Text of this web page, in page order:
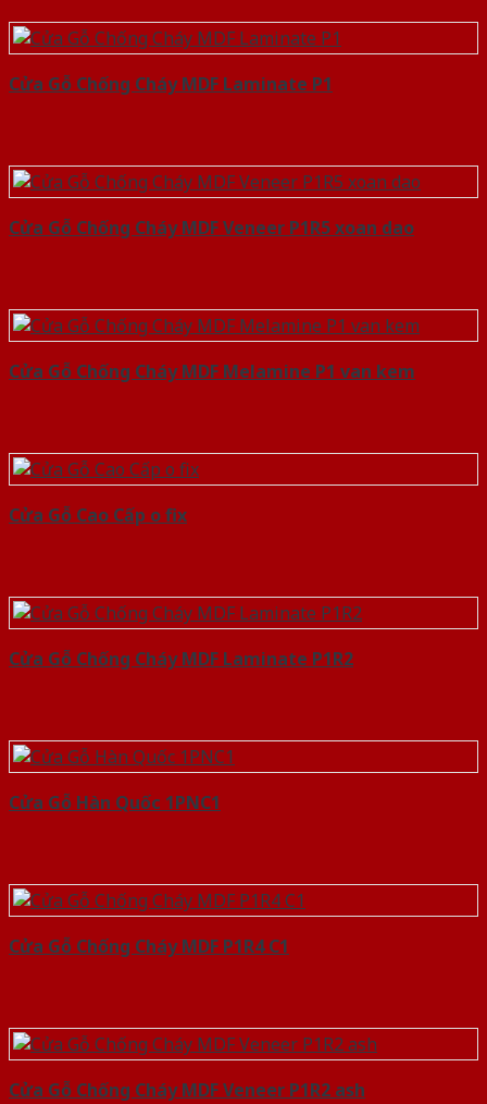
Cửa Gỗ Chống Cháy MDF Laminate P1
Cửa Gỗ Chống Cháy MDF Veneer P1R5 xoan dao
Cửa Gỗ Chống Cháy MDF Melamine P1 van kem
Cửa Gỗ Cao Cấp o fix
Cửa Gỗ Chống Cháy MDF Laminate P1R2
Cửa Gỗ Hàn Quốc 1PNC1
Cửa Gỗ Chống Cháy MDF P1R4 C1
Cửa Gỗ Chống Cháy MDF Veneer P1R2 ash